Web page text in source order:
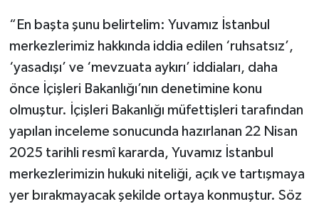
“En başta şunu belirtelim: Yuvamız İstanbul
merkezlerimiz hakkında iddia edilen ‘ruhsatsız’,
‘yasadışı’ ve ‘mevzuata aykırı’ iddiaları, daha
önce İçişleri Bakanlığı’nın denetimine konu
olmuştur. İçişleri Bakanlığı müfettişleri tarafından
yapılan inceleme sonucunda hazırlanan 22 Nisan
2025 tarihli resmî kararda, Yuvamız İstanbul
merkezlerimizin hukuki niteliği, açık ve tartışmaya
yer bırakmayacak şekilde ortaya konmuştur. Söz